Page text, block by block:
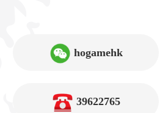
hogamehk
39622765